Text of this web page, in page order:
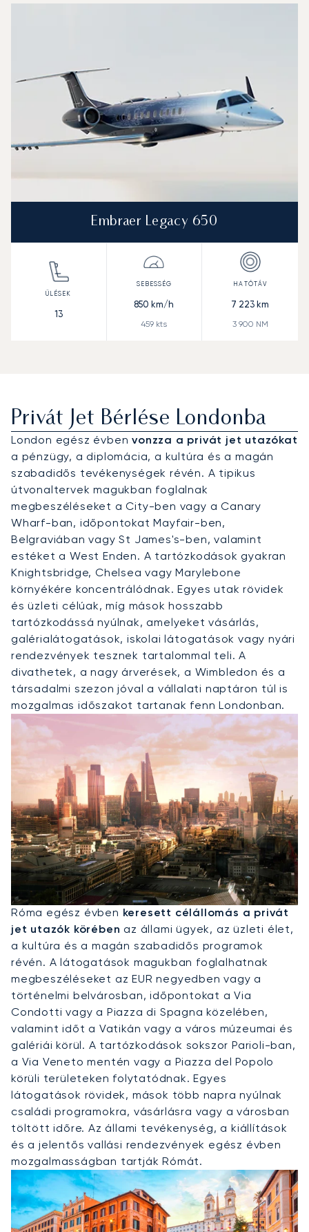
Embraer Legacy 650
13
850 km/h
459 kts
7 223 km
3 900 NM
Privát Jet Bérlése Londonba
London egész évbenvonzza a privát jet utazókat
a pénzügy, a diplomácia, a kultúra és a magán
szabadidős tevékenységek révén. A tipikus
útvonaltervek magukban foglalnak
megbeszéléseket a City-ben vagy a Canary
Wharf-ban, időpontokat Mayfair-ben,
Belgraviában vagy St James's-ben, valamint
estéket a West Enden. A tartózkodások gyakran
Knightsbridge, Chelsea vagy Marylebone
környékére koncentrálódnak. Egyes utak rövidek
és üzleti célúak, míg mások hosszabb
tartózkodássá nyúlnak, amelyeket vásárlás,
galérialátogatások, iskolai látogatások vagy nyári
rendezvények tesznek tartalommal teli. A
divathetek, a nagy árverések, a Wimbledon és a
társadalmi szezon jóval a vállalati naptáron túl is
mozgalmas időszakot tartanak fenn Londonban.
Privát Jet Bérlése Rómába
Róma egész évben keresett célállomás a privát
jet utazók körében az állami ügyek, az üzleti élet,
a kultúra és a magán szabadidős programok
révén. A látogatások magukban foglalhatnak
megbeszéléseket az EUR negyedben vagy a
történelmi belvárosban, időpontokat a Via
Condotti vagy a Piazza di Spagna közelében,
valamint időt a Vatikán vagy a város múzeumai és
galériái körül. A tartózkodások sokszor Parioli-ban,
a Via Veneto mentén vagy a Piazza del Popolo
körüli területeken folytatódnak. Egyes
látogatások rövidek, mások több napra nyúlnak
családi programokra, vásárlásra vagy a városban
töltött időre. Az állami tevékenység, a kiállítások
és a jelentős vallási rendezvények egész évben
mozgalmasságban tartják Rómát.